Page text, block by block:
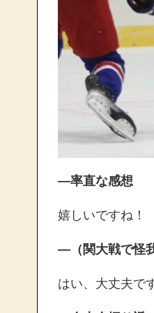
―率直な感想
嬉しいですね！
―（関大戦で怪
はい、大丈夫で